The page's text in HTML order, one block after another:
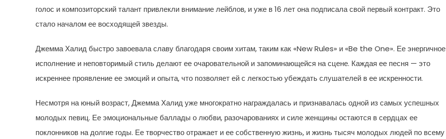
голос и композиторский талант привлекли внимание лейблов, и уже в 16 лет она подписала свой первый контракт. Это
стало началом ее восходящей звезды.
Джемма Халид быстро завоевала славу благодаря своим хитам, таким как «New Rules» и «Be the One». Ее энергичное
исполнение и неповторимый стиль делают ее очаровательной и запоминающейся на сцене. Каждая ее песня — это
искреннее проявление ее эмоций и опыта, что позволяет ей с легкостью убеждать слушателей в ее искренности.
Несмотря на юный возраст, Джемма Халид уже многократно награждалась и признавалась одной из самых успешных
молодых певиц. Ее эмоциональные баллады о любви, разочарованиях и силе женщины остаются в сердцах ее
поклонников на долгие годы. Ее творчество отражает и ее собственную жизнь, и жизнь тысяч молодых людей по всему